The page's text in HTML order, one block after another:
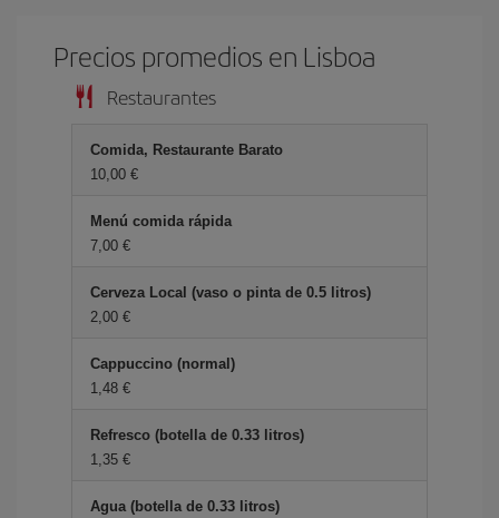
Precios promedios en Lisboa
Restaurantes
Comida, Restaurante Barato
10,00
Menú comida rápida
7,00
Cerveza Local (vaso o pinta de 0.5 litros)
2,00
Cappuccino (normal)
1,48
Refresco (botella de 0.33 litros)
1,35
Agua (botella de 0.33 litros)